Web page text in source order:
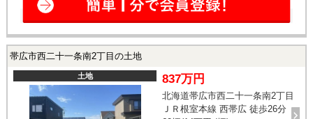
帯広市西二十一条南2丁目の土地
土地 837万円
北海道帯広市西二十一条南2丁目
ＪＲ根室本線 西帯広 徒歩26分